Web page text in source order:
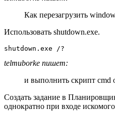
Как перезагрузить
Использовать shutdown.exe.
shutdown.exe /?
telmuborke пишет:
и выполнить скрипт cmd
Создать задание в
однократно при входе